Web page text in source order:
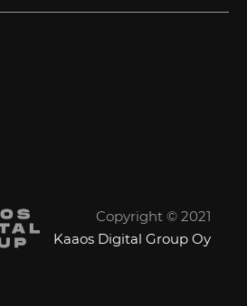
Copyright © 2021
Kaaos Digital Group Oy